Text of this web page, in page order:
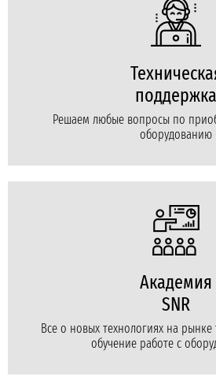
поддержка
Решаем любые вопросы по
оборудованию
Академия
SNR
Все о новых технологиях на
обучение работе с